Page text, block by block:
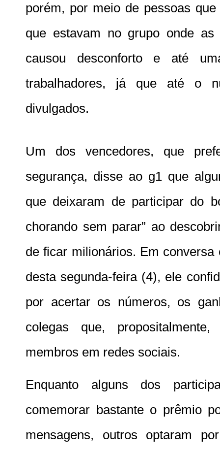
porém, por meio de pessoas
que estavam no grupo onde as
causou desconforto e até
trabalhadores, já que até o
divulgados.
Um dos vencedores, que
segurança, disse ao g1 que
que deixaram de participar do
chorando sem parar” ao
de ficar milionários. Em
desta segunda-feira (4), ele
por acertar os números, os
colegas que,
membros em redes sociais.
Enquanto alguns dos
comemorar bastante o prêmio
mensagens, outros optaram